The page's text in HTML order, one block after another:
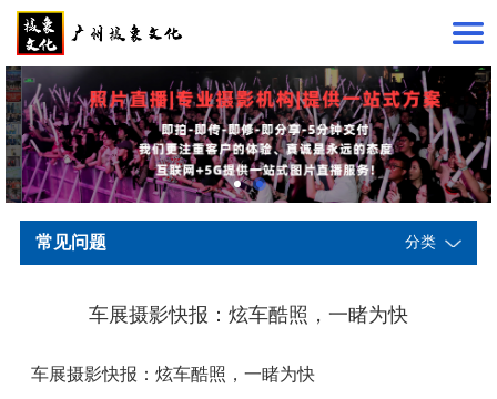
常见问题 分类
车展摄影快报：炫车酷照，一睹为快
车展摄影快报：炫车酷照，一睹为快